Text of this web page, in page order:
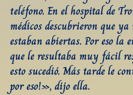
teléfono. En el hospital de
médicos descubrieron que
estaban abiertas. Por eso la
que le resultaba muy fácil
esto sucedió. Más tarde le
por eso!», dijo ella.